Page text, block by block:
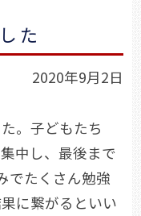
た
2020年9月2日
。子どもたち
中し、最後まで
でたくさん勉強
に繋がるといい